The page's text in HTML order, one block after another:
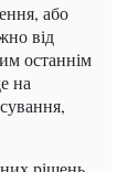
або
від
останнім
на